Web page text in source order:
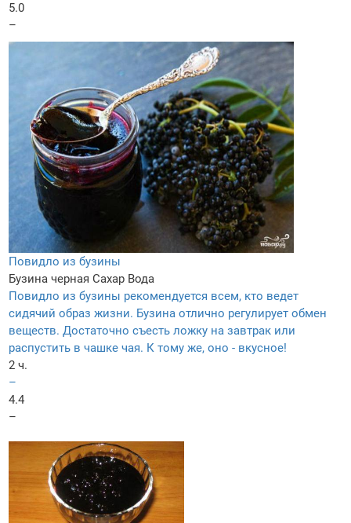
5.0
–
Повидло из бузины
Бузина черная Сахар Вода
Повидло из бузины рекомендуется всем, кто ведет
сидячий образ жизни. Бузина отлично регулирует обмен
веществ. Достаточно съесть ложку на завтрак или
распустить в чашке чая. К тому же, оно - вкусное!
2 ч.
–
4.4
–